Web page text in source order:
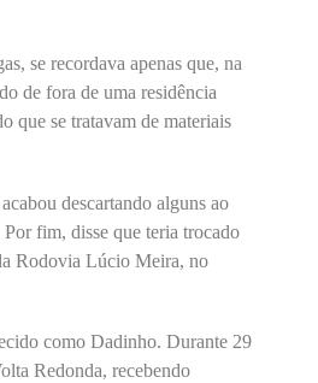
se recordava apenas que, na
de fora de uma residência
que se tratavam de materiais
descartando alguns ao
fim, disse que teria trocado
Rodovia Lúcio Meira, no
como Dadinho. Durante 29
Redonda, recebendo